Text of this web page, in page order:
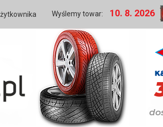
Wyślemy towar: 10. 8. 2026